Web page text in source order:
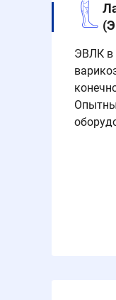
ЭВЛК в